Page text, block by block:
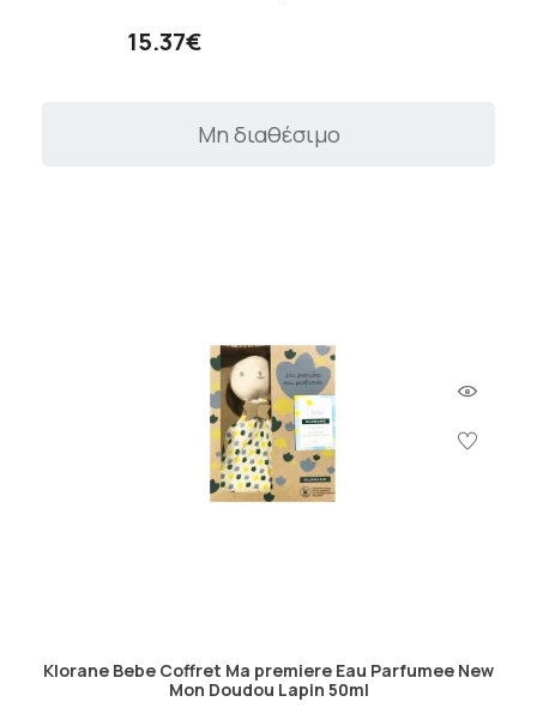
15.37€
Μη διαθέσιμο
Klorane Bebe Coffret Ma premiere Eau Parfumee New
Mon Doudou Lapin 50ml